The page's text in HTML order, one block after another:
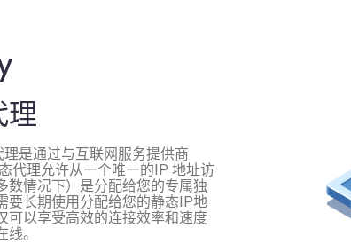
理
是通过与互联网服务提供商
代理允许从一个唯一的IP 地址访
数情况下）是分配给您的专属独
要长期使用分配给您的静态IP地
可以享受高效的连接效率和速度
。